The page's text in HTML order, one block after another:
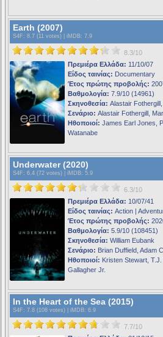
Earth (2007)
S4F : 8.7 (11 votes) | iMDB: 7.9
8.3/10
Πρεμιέρα Ελλάδα: 11/10/07
Είδος ταινίας: Documentary
Έτος πρώτης προβολής:
Βαθμολογία: 7.9/10 (14961)
Σκηνοθεσία: Alastair
Σενάριο: Alastair Fothergill,
Ηθοποιοί: James Earl Jones,
Watanabe
Underwater (2020)
S4F : 6.4 (72 votes) | iMDB: 5.9
6.3/10
Πρεμιέρα Ελλάδα: 10/07/41
Είδος ταινίας: Action |
Έτος πρώτης προβολής:
Βαθμολογία: 5.9/10 (108451)
Σκηνοθεσία: William Eubank
Σενάριο: Brian Duffield, Adam
Ηθοποιοί: Kristen Stewart,
Gallagher Jr.
In the Heart of the Sea (2015)
S4F : 7.8 (108 votes) | iMDB: 6.9
7.7/10